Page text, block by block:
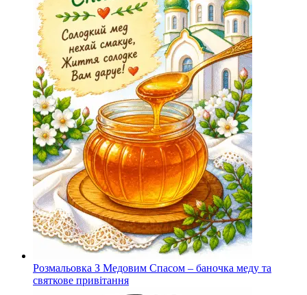
Розмальовка З Медовим Спасом – баночка меду та
святкове привітання